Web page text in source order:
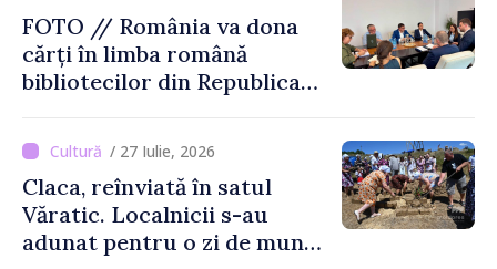
FOTO // România va dona
cărți în limba română
bibliotecilor din Republica
/ 27 Iulie, 2026
Claca, reînviată în satul
Văratic. Localnicii s-au
adunat pentru o zi de muncă